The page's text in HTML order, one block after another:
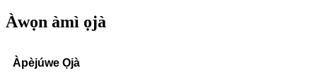
Àwọn àmì ọjà
Àpèjúwe Ọjà